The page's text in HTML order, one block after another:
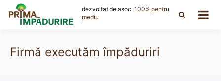
content
dezvoltat de asoc. 100% pentru
mediu
Firmă executăm împăduriri